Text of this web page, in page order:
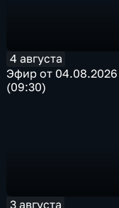
4 августа
Эфир от 04.08.2026
(09:30)
3 августа